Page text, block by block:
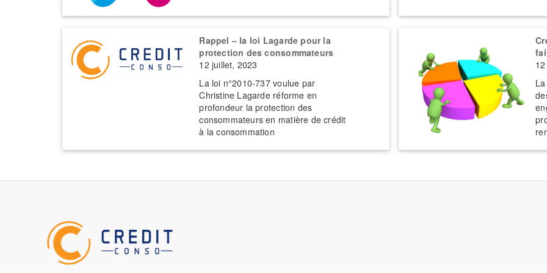
Rappel – la loi Lagarde pour la
protection des consommateurs
12 juillet, 2023
La loi n°2010-737 voulue par
Christine Lagarde réforme en
profondeur la protection des
consommateurs en matière de crédit
à la consommation